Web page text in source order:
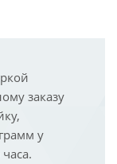
заказу
у